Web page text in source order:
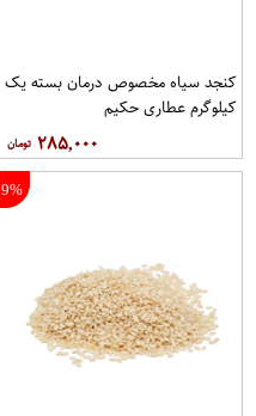
کنجد سیاه مخصوص درمان بسته یک
کیلوگرم عطاری حکیم
۲۸۵,۰۰۰
9%